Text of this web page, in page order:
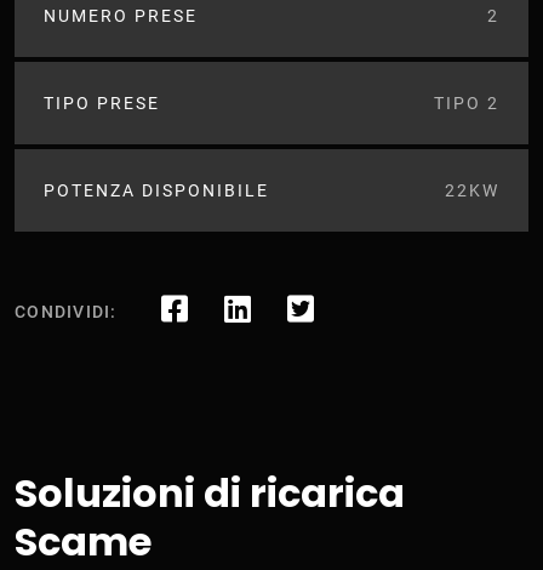
NUMERO PRESE 2
TIPO PRESE TIPO 2
POTENZA DISPONIBILE 22KW
CONDIVIDI:
Soluzioni di ricarica
Scame